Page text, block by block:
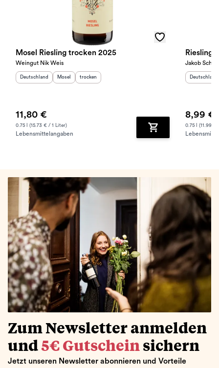
Mosel Riesling trocken 2025
Weingut Nik Weis
Herkunftsland
Deutschland Herkunftsregion:
Mosel Geschmack
trocken
11,80 €
0.75 l (15.73 € / 1 Liter)
Lebensmittelangaben Zum Warenkorb
Riesling
Jakob
Deutschland
8,99 €
0.75 l (11.99 €
Zum Newsletter anmelden
und 5€ Gutschein sichern
Jetzt unseren Newsletter abonnieren und Vorteile